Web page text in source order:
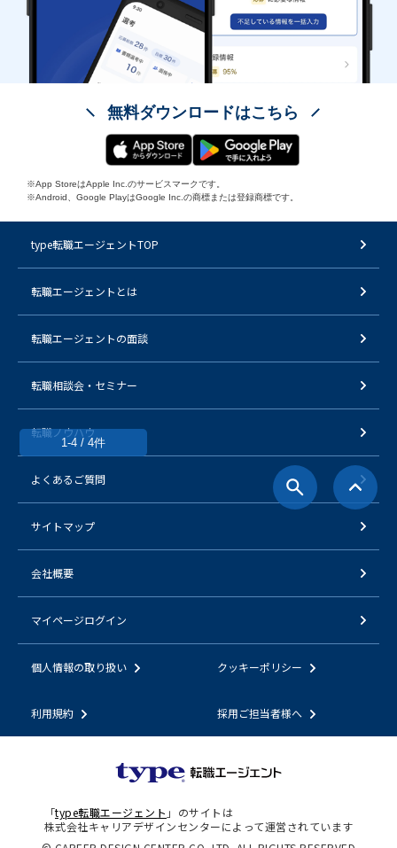
1-4 / 4件
無料ダウンロードはこちら
※App StoreはApple Inc.のサービスマークです。
※Android、Google PlayはGoogle Inc.の商標または登録商標です。
type転職エージェントTOP
転職エージェントとは
転職エージェントの面談
転職相談会・セミナー
転職ノウハウ
よくあるご質問
サイトマップ
会社概要
マイページログイン
個人情報の取り扱い クッキーポリシー
利用規約 採用ご担当者様へ
「type転職エージェント 」のサイトは
株式会社キャリアデザインセンターによって運営されています